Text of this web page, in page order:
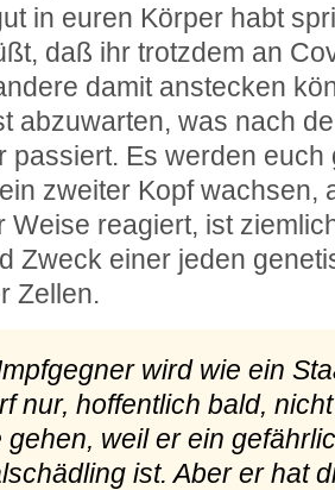
in euren Körper habt
daß ihr trotzdem an
damit anstecken
abzuwarten, was nach
passiert. Es werden
zweiter Kopf wachsen,
Weise reagiert, ist
Zweck einer jeden
Zellen.
wird wie ein
nur, hoffentlich bald,
gehen, weil er ein
ist. Aber er hat